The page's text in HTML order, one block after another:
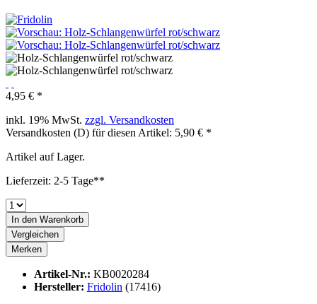
4,95 € *
inkl. 19% MwSt. zzgl. Versandkosten
Versandkosten (D) für diesen Artikel: 5,90 € *
Artikel auf Lager.
Lieferzeit: 2-5 Tage**
In den Warenkorb
Vergleichen
Merken
Artikel-Nr.: KB0020284
Hersteller: Fridolin (17416)